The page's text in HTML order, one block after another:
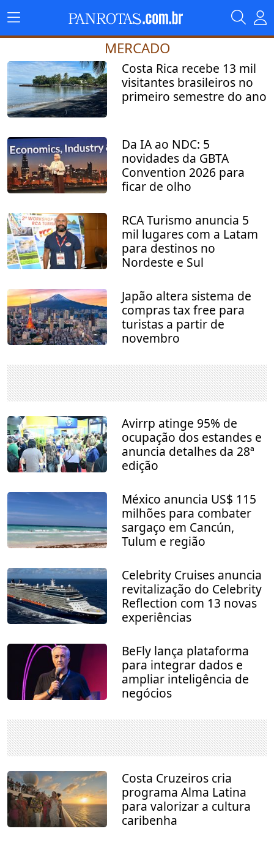
MERCADO
Costa Rica recebe 13 mil
visitantes brasileiros no
primeiro semestre do ano
Da IA ao NDC: 5
novidades da GBTA
Convention 2026 para
ficar de olho
RCA Turismo anuncia 5
mil lugares com a Latam
para destinos no
Nordeste e Sul
Japão altera sistema de
compras tax free para
turistas a partir de
novembro
Avirrp atinge 95% de
ocupação dos estandes e
anuncia detalhes da 28ª
edição
México anuncia US$ 115
milhões para combater
sargaço em Cancún,
Tulum e região
Celebrity Cruises anuncia
revitalização do Celebrity
Reflection com 13 novas
experiências
BeFly lança plataforma
para integrar dados e
ampliar inteligência de
negócios
Costa Cruzeiros cria
programa Alma Latina
para valorizar a cultura
caribenha